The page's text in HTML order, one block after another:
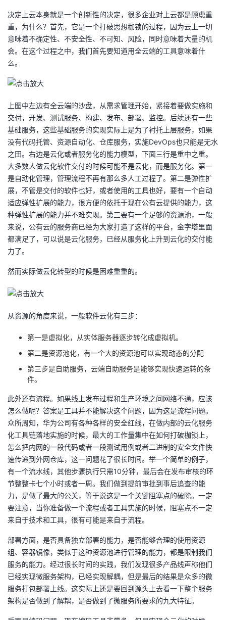
决定上云本身就是一个创新性的决定，很多企业对上云都是顾虑重
重，为什么？首先，它是一个打破思想枷锁的过程，因为云上一切
意味着不确定性、不安全性、不可知、风险，同时意味着大量的机
会。在这个过程之中，我们首先要知道用全云端的工具意味着什
么。
上图中左边有全云端的沙盘，从需求管理开始，紧接着要做实施和
交付，开发、测试服务、构建、发布、部署、监控。后续还有一些
基础服务，这些基础服务的实现实际上是为了衬托上层服务，如果
没有代码托管、资源自动化、仓库服务，实施DevOps也只能是无水
之田。右边是云化或者服务化的能力模型，下面三行是重中之重。
大多数人做云化软件交付的时候可能不是云化，而是服务化。第一
是自动化管理，管理流程不再有那么多人工过程了。第二是弹性扩
展，不管是交付的软件也好，或者使用的工具也好，要有一个自动
适应弹性扩展的能力，很方便的依托于现在公有云提供的能力，这
种弹性扩展的能力并不难实现。第三要有一个足够的资源池，一般
来说，公有云的服务商已经为大家打造了这样的平台，金字塔里面
都满足了，可以说是云化服务，已经从服务化上升到云化的交付能
力了。
然而实际做云化转型的时候是困难重重的。
从资源的角度来说，一般软件云化有三步：
第一是虚拟化，从实体服务器逐步转化成虚拟机。
第二是资源池化，有一个大的资源池可以实现动态的分配
第三步是自助服务，云端自助服务是能够实现快速运转的条
件。
此外还有流程。如果线上发布过程和生产环境之间网络不通，应该
怎么做呢？答案是工具并不能解决这个问题，因为这是流程问题。
众所周知，华为公司有各种各样的安全红线，在做内部的云化服务
化工具链落地实施的时候，最大的工作量集中在如何打破枷锁上，
怎么把内网的一段代码或者一段测试用例或者二进制的安全文件快
速传递到外网仓库，这一问题花了很长时间。举一个简单的例子，
有一个流水线，其他步骤执行只需10分钟，最后会在发布审核的环
节整整卡七个小时或者一周。我们做到提前审批到事后追查的能
力，是做了最大的公关，等于说这是一个关键阻塞点的破除。一定
要注意，当你准备做一个流程或者工具实施的时候，阻塞点不一定
来自于技术和工具，很有可能是来自于流程。
部署方面，是否具备独立部署的能力，是否能够合理的使用资源
组、容器镜像，类似于这种资源池进行管理的能力，都是限制我们
服务的能力。经过很长时间的实践，我们发现很多产品线声称他们
已经实现微服务架构，已经实现解耦，但是最后的结果是众多的微
服务打包部署上线。这实际上还是要回到源头上去看一下整个服务
架构是否做到了解耦，是否做到了微服务所要求的九大特征。